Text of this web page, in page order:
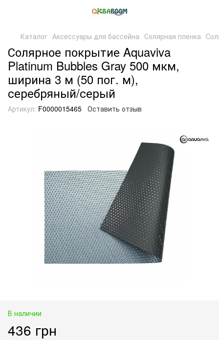
Каталог Аксессуары для бассейна Солярная пленка
Солярное покрытие Aquaviva
Platinum Bubbles Gray 500 мкм,
ширина 3 м (50 пог. м),
серебряный/серый
Артикул: F0000015465 Оставить отзыв
В наличии
436 грн